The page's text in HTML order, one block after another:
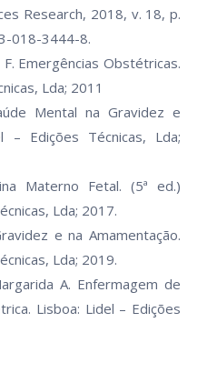
Research, 2018, v. 18, p.
018-3444-8.
Emergências Obstétricas.
Lda; 2011
Mental na Gravidez e
– Edições Técnicas, Lda;
Materno Fetal. (5ª ed.)
Lda; 2017.
e na Amamentação.
Lda; 2019.
A. Enfermagem de
Lisboa: Lidel – Edições